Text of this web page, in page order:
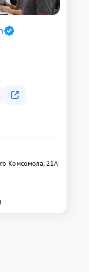
Комсомола, 21А